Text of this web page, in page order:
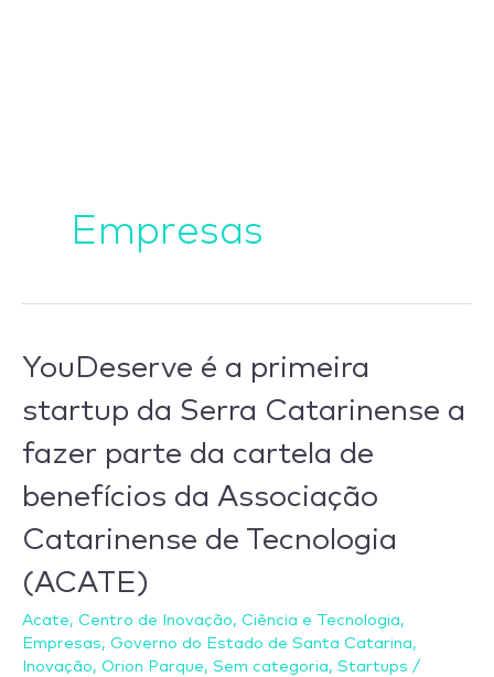
Empresas
YouDeserve é a primeira
startup da Serra Catarinense a
fazer parte da cartela de
benefícios da Associação
Catarinense de Tecnologia
(ACATE)
Acate, Centro de Inovação, Ciência e Tecnologia,
Empresas, Governo do Estado de Santa Catarina,
Inovação, Orion Parque, Sem categoria, Startups /
YouDeserve
a
primeira
da
Serra
a
fazer
parte